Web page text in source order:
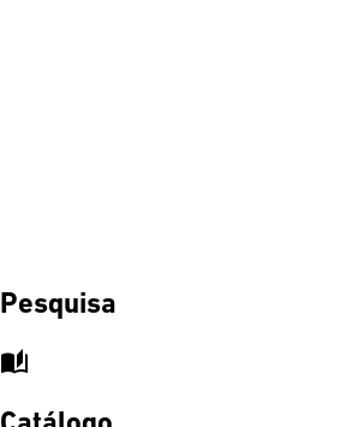
Pesquisa
auto_stories